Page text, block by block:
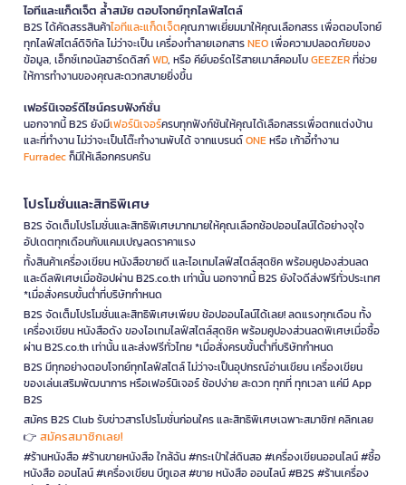
ไอทีและแก็ดเจ็ต ล้ำสมัย ตอบโจทย์ทุกไลฟ์สไตล์
B2S ได้คัดสรรสินค้าไอทีและแก็ดเจ็ตคุณภาพเยี่ยมมาให้คุณเลือกสรร เพื่อตอบโจทย์
ทุกไลฟ์สไตล์ดิจิทัล ไม่ว่าจะเป็น เครื่องทำลายเอกสารNEOเพื่อความปลอดภัยของ
ข้อมูล, เอ็กซ์เทอนัลฮาร์ดดิสก์WD, หรือ คีย์บอร์ดไร้สายเมาส์คอมโบGEEZERที่ช่วย
ให้การทำงานของคุณสะดวกสบายยิ่งขึ้น
เฟอร์นิเจอร์ดีไซน์ครบฟังก์ชั่น
นอกจากนี้ B2S ยังมีเฟอร์นิเจอร์ครบทุกฟังก์ชันให้คุณได้เลือกสรรเพื่อตกแต่งบ้าน
และที่ทำงาน ไม่ว่าจะเป็นโต๊ะทำงานพับได้ จากแบรนด์ONEหรือ เก้าอี้ทำงาน
Furradecก็มีให้เลือกครบครัน
โปรโมชั่นและสิทธิพิเศษ
B2S จัดเต็มโปรโมชั่นและสิทธิพิเศษมากมายให้คุณเลือกช้อปออนไลน์ได้อย่างจุใจ
อัปเดตทุกเดือนกับแคมเปญลดราคาแรง
ทั้งสินค้าเครื่องเขียน หนังสือขายดี และไอเทมไลฟ์สไตล์สุดชิค พร้อมคูปองส่วนลด
และดีลพิเศษเมื่อช้อปผ่าน B2S.co.th เท่านั้น นอกจากนี้ B2S ยังใจดีส่งฟรีทั่วประเทศ
*เมื่อสั่งครบขั้นต่ำที่บริษัทกำหนด
B2S จัดเต็มโปรโมชั่นและสิทธิพิเศษเพียบ ช้อปออนไลน์ได้เลย! ลดแรงทุกเดือน ทั้ง
เครื่องเขียน หนังสือดัง ของไอเทมไลฟ์สไตล์สุดชิค พร้อมคูปองส่วนลดพิเศษเมื่อซื้อ
ผ่าน B2S.co.th เท่านั้น และส่งฟรีทั่วไทย *เมื่อสั่งครบขั้นต่ำที่บริษัทกำหนด
B2S มีทุกอย่างตอบโจทย์ทุกไลฟ์สไตล์ ไม่ว่าจะเป็นอุปกรณ์อ่านเขียน เครื่องเขียน
ของเล่นเสริมพัฒนาการ หรือเฟอร์นิเจอร์ ช้อปง่าย สะดวก ทุกที่ ทุกเวลา แค่มี App
B2S
สมัคร B2S Club รับข่าวสารโปรโมชั่นก่อนใคร และสิทธิพิเศษเฉพาะสมาชิก! คลิกเลย
👉 สมัครสมาชิกเลย!
#ร้านหนังสือ #ร้านขายหนังสือ ใกล้ฉัน #กระเป๋าใส่ดินสอ #เครื่องเขียนออนไลน์ #ซื้อ
หนังสือ ออนไลน์ #เครื่องเขียน บีทูเอส #ขาย หนังสือ ออนไลน์ #B2S #ร้านเครื่อง